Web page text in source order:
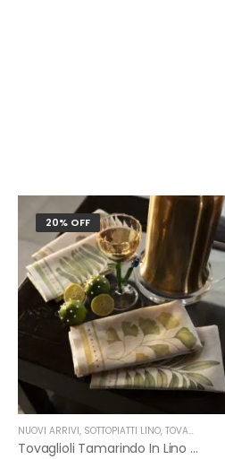
20% OFF
NUOVI ARRIVI, SOTTOPIATTI LINO, TOVAGLIOLI IN LINO
Tovaglioli Tamarindo In Lino Set Di 4 Di Tessitura Toscana Telerie